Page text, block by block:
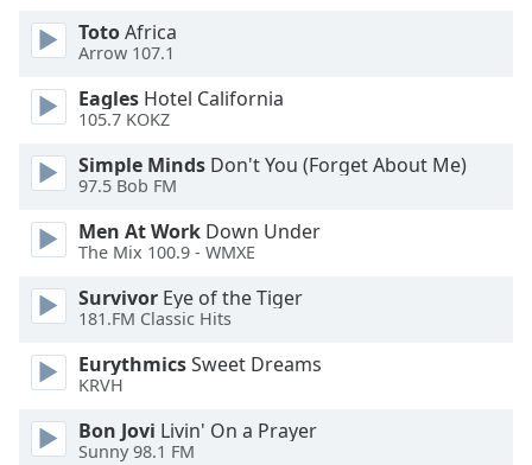
and
close
window.
Text
Color
Opacity
Text
Background
Color
Opacity
TotoAfrica
Arrow 107.1
Eagles Hotel California
105.7 KOKZ
Simple Minds Don't You (Forget About Me)
97.5 Bob FM
Men At Work Down Under
The Mix 100.9 - WMXE
Survivor Eye of the Tiger
181.FM Classic Hits
EurythmicsSweet Dreams
KRVH
Bon Jovi Livin' On a Prayer
Sunny 98.1 FM